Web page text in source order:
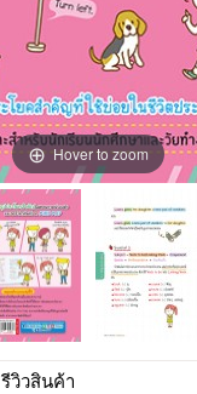
Hover to zoom
รีวิวสินค้า